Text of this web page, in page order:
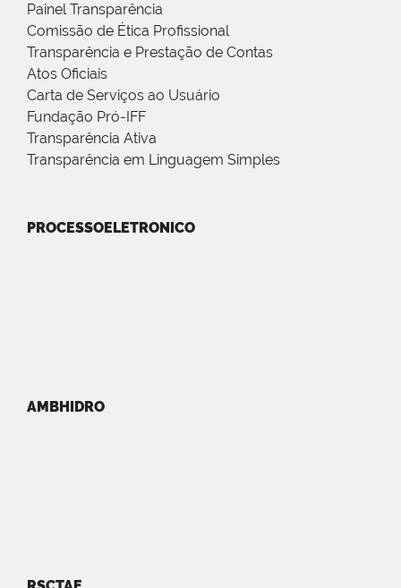
Painel Transparência
Comissão de Ética Profissional
Transparência e Prestação de Contas
Atos Oficiais
Carta de Serviços ao Usuário
Fundação Pró-IFF
Transparência Ativa
Transparência em Linguagem Simples
PROCESSOELETRONICO
AMBHIDRO